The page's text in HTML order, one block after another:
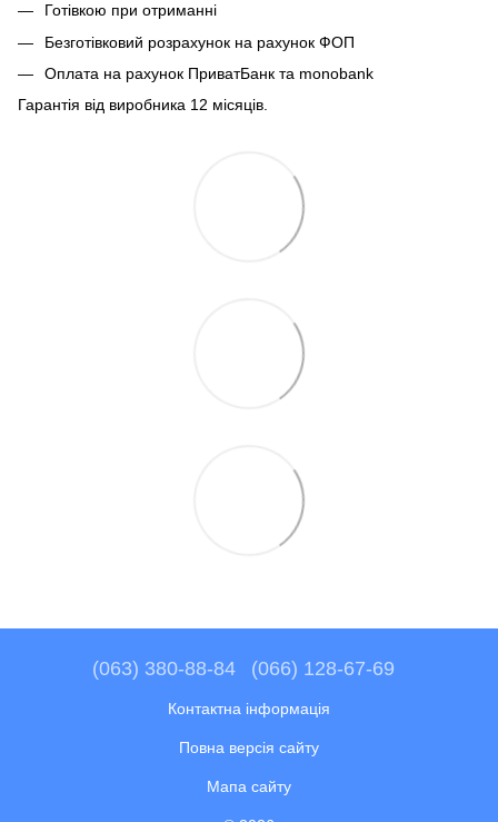
Готівкою при отриманні
Безготівковий розрахунок на рахунок ФОП
Оплата на рахунок ПриватБанк та monobank
Гарантія від виробника 12 місяців.
(063) 380-88-84 (066) 128-67-69
Контактна інформація
Повна версія сайту
Мапа сайту